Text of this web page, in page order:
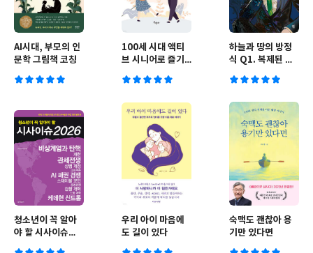
AI시대, 부모의 인
문학 그림책 코칭
100세 시대 액티
브 시니어로 즐기
하늘과 땅의 방정
식 Q1. 복제된 학
청소년이 꼭 알아
야 할 시사이슈
우리 아이 마음에
도 길이 있다
숙맥도 괜찮아 용
기만 있다면